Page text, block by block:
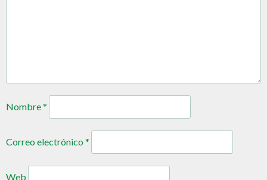
Nombre*
Correo electrónico*
Web